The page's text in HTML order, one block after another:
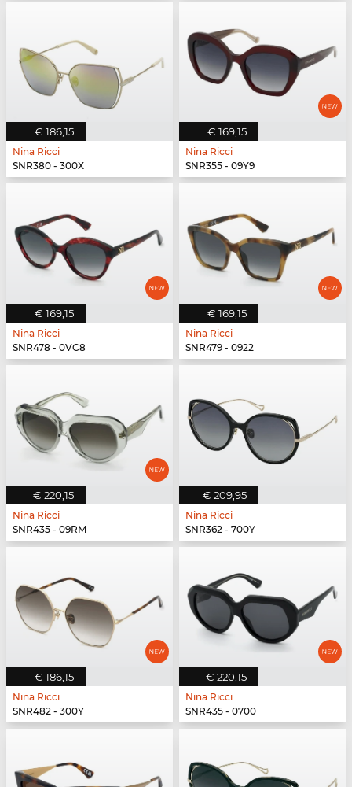
€ 186,15
Nina Ricci
SNR380 - 300X
€ 169,15
Nina Ricci
SNR355 - 09Y9
€ 169,15
Nina Ricci
SNR478 - 0VC8
€ 169,15
Nina Ricci
SNR479 - 0922
€ 220,15
Nina Ricci
SNR435 - 09RM
€ 209,95
Nina Ricci
SNR362 - 700Y
€ 186,15
Nina Ricci
SNR482 - 300Y
€ 220,15
Nina Ricci
SNR435 - 0700